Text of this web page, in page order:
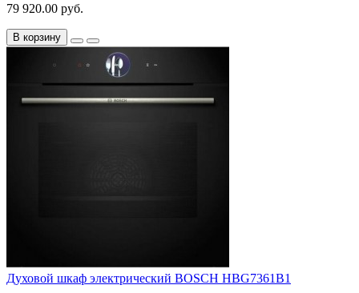
79 920.00 руб.
В корзину
Духовой шкаф электрический BOSCH HBG7361B1